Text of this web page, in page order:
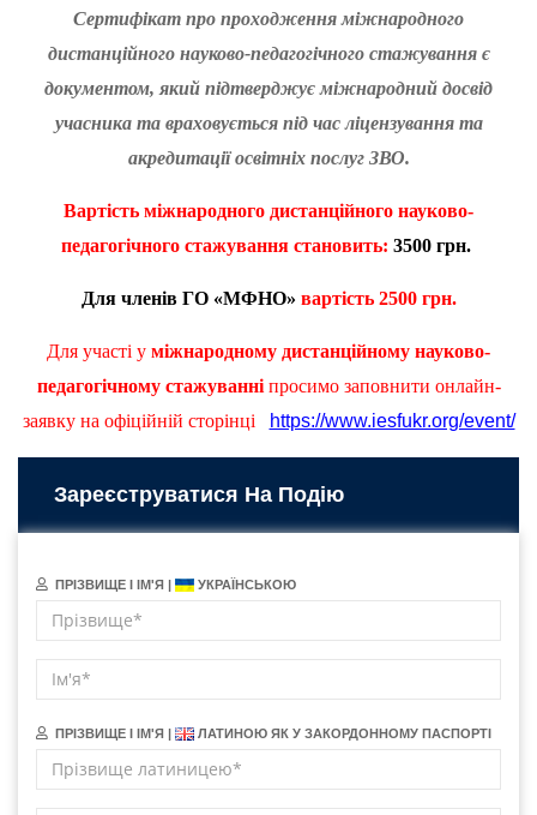
Сертифікат про проходження міжнародного
дистанційного науково-педагогічного стажування є
документом, який підтверджує міжнародний досвід
учасника та враховується під час ліцензування та
акредитації освітніх послуг ЗВО.
Вартість міжнародного дистанційного науково-
педагогічного стажування становить: 3500 грн.
Для членів ГО «МФНО» вартість 2500 грн.
Для участі у міжнародному дистанційному науково-
педагогічному стажуванні просимо заповнити онлайн-
заявку на офіційній сторінці
https://www.iesfukr.org/event/
Зареєструватися На Подію
ПРІЗВИЩЕ І ІМ'Я | УКРАЇНСЬКОЮ
ПРІЗВИЩЕ І ІМ'Я | ЛАТИНОЮ ЯК У ЗАКОРДОННОМУ ПАСПОРТІ